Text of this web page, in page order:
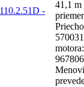
41,1 m